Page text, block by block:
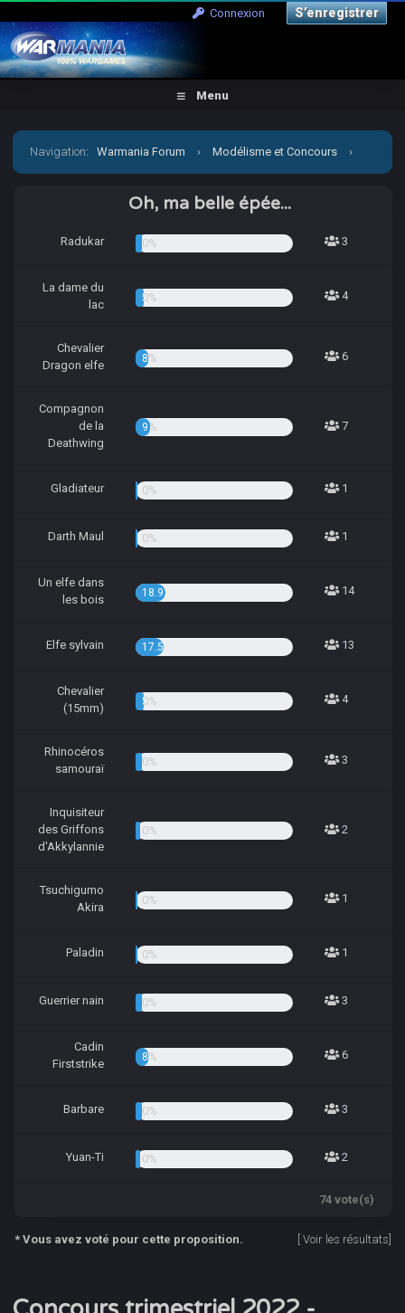
Connexion S’enregistrer
Menu
Navigation:Warmania Forum › Modélisme et Concours ›
› Concours trimestriel 2022 - Concours
d'Hiver
Oh, ma belle épée...
Radukar 4.05% 3
La dame du
lac
5.41% 4
Chevalier
Dragon elfe
8.11% 6
Compagnon
de la
Deathwing
9.46% 7
Gladiateur 1.35% 1
Darth Maul 1.35% 1
Un elfe dans
les bois
18.92% 14
Elfe sylvain 17.57% 13
Chevalier
(15mm)
5.41% 4
Rhinocéros
samouraï
4.05% 3
Inquisiteur
des Griffons
d'Akkylannie
2.70% 2
Tsuchigumo
Akira
1.35% 1
Paladin 1.35% 1
Guerrier nain 4.05% 3
Cadin
Firststrike
8.11% 6
Barbare 4.05% 3
Yuan-Ti 2.70% 2
74 vote(s)
* Vous avez voté pour cette proposition. Voir les résultats